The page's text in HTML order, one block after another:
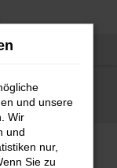
Wege nach
und unsere
Wir
und
nur,
Sie zu